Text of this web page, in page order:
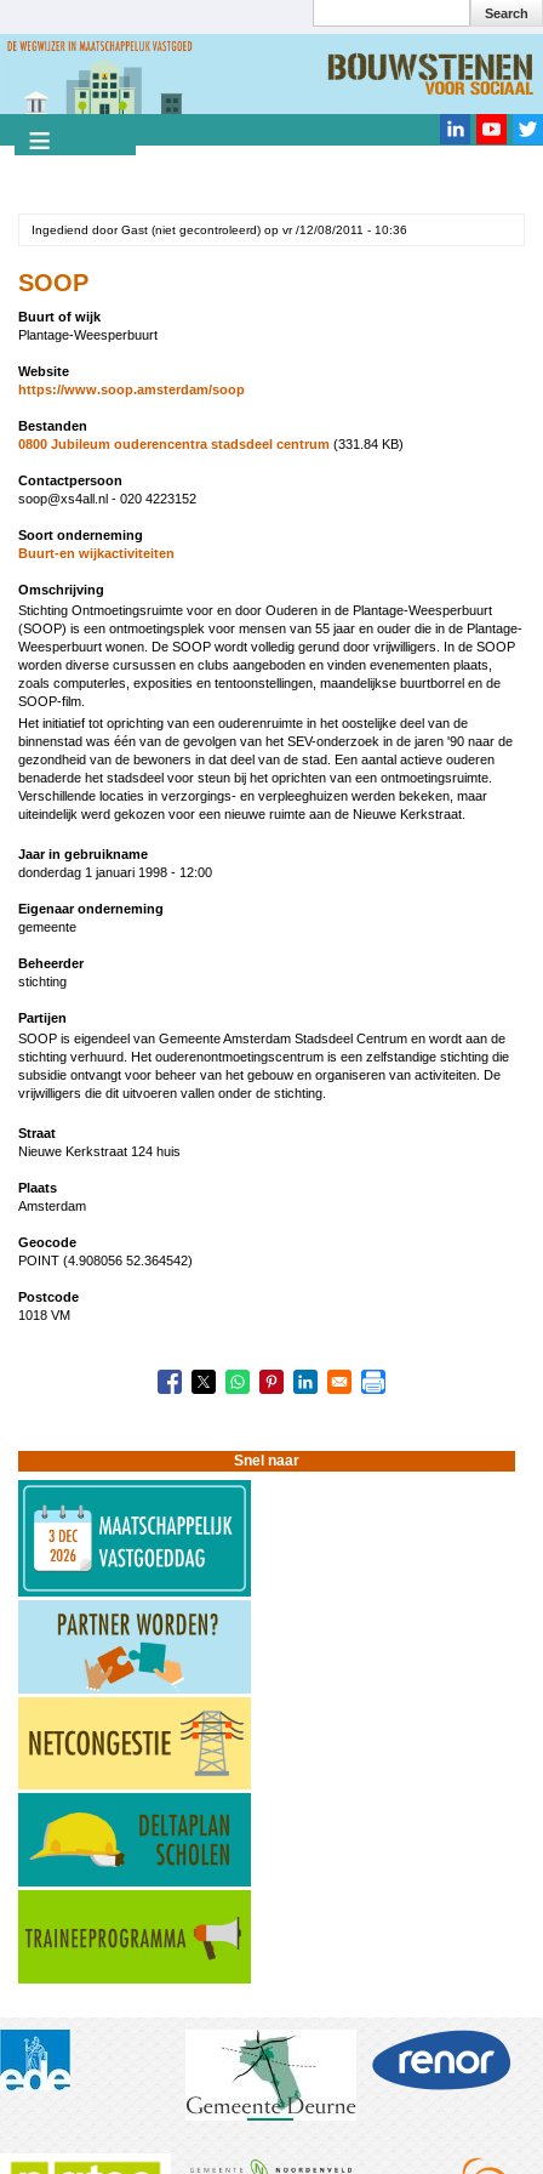
naar
gaan
Search
Ingediend doorGast (niet gecontroleerd) op vr /12/08/2011 - 10:36
SOOP
Buurt of wijk
Plantage-Weesperbuurt
Website
https://www.soop.amsterdam/soop
Bestanden
0800 Jubileum ouderencentra stadsdeel centrum (331.84 KB)
Contactpersoon
soop@xs4all.nl - 020 4223152
Soort onderneming
Buurt-en wijkactiviteiten
Omschrijving
Stichting Ontmoetingsruimte voor en door Ouderen in de Plantage-Weesperbuurt
(SOOP) is een ontmoetingsplek voor mensen van 55 jaar en ouder die in de Plantage-
Weesperbuurt wonen. De SOOP wordt volledig gerund door vrijwilligers. In de SOOP
worden diverse cursussen en clubs aangeboden en vinden evenementen plaats,
zoals computerles, exposities en tentoonstellingen, maandelijkse buurtborrel en de
SOOP-film.
Het initiatief tot oprichting van een ouderenruimte in het oostelijke deel van de
binnenstad was één van de gevolgen van het SEV-onderzoek in de jaren '90 naar de
gezondheid van de bewoners in dat deel van de stad. Een aantal actieve ouderen
benaderde het stadsdeel voor steun bij het oprichten van een ontmoetingsruimte.
Verschillende locaties in verzorgings- en verpleeghuizen werden bekeken, maar
uiteindelijk werd gekozen voor een nieuwe ruimte aan de Nieuwe Kerkstraat.
Jaar in gebruikname
donderdag 1 januari 1998 - 12:00
Eigenaar onderneming
gemeente
Beheerder
stichting
Partijen
SOOP is eigendeel van Gemeente Amsterdam Stadsdeel Centrum en wordt aan de
stichting verhuurd. Het ouderenontmoetingscentrum is een zelfstandige stichting die
subsidie ontvangt voor beheer van het gebouw en organiseren van activiteiten. De
vrijwilligers die dit uitvoeren vallen onder de stichting.
Straat
Nieuwe Kerkstraat 124 huis
Plaats
Amsterdam
Geocode
POINT (4.908056 52.364542)
Postcode
1018 VM
Snel naar